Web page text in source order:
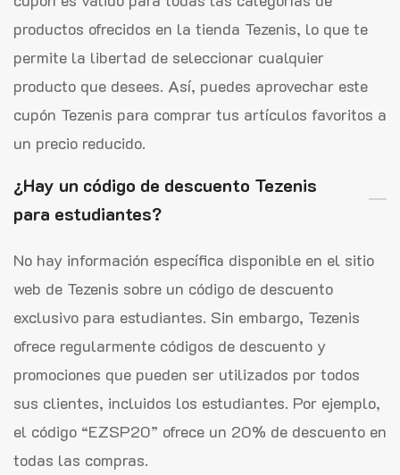
productos ofrecidos en la tienda Tezenis, lo que te
permite la libertad de seleccionar cualquier
producto que desees. Así, puedes aprovechar este
cupón Tezenis para comprar tus artículos favoritos a
un precio reducido.
¿Hay un código de descuento Tezenis
para estudiantes?
No hay información específica disponible en el sitio
web de Tezenis sobre un código de descuento
exclusivo para estudiantes. Sin embargo, Tezenis
ofrece regularmente códigos de descuento y
promociones que pueden ser utilizados por todos
sus clientes, incluidos los estudiantes. Por ejemplo,
el código “EZSP20” ofrece un 20% de descuento en
todas las compras.